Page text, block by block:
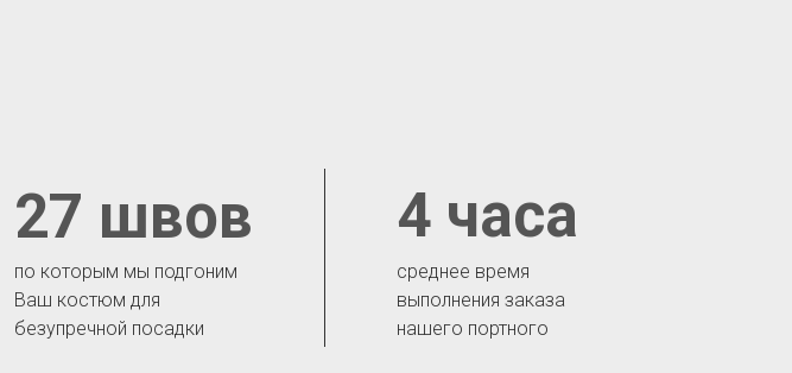
среднее время
выполнения заказа
нашего портного
4 часа
по которым мы подгоним
Ваш костюм для
безупречной посадки
27 швов